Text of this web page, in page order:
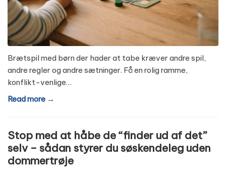
Brætspil med børn der hader at tabe kræver andre spil,
andre regler og andre sætninger. Få en rolig ramme,
konflikt-venlige…
Read more →
Stop med at håbe de “finder ud af det”
selv – sådan styrer du søskendeleg uden
dommertrøje